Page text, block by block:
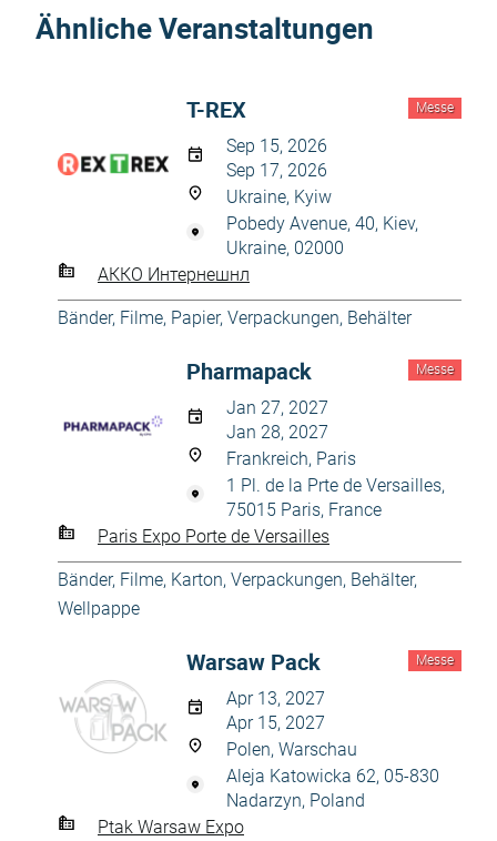
Ähnliche Veranstaltungen
Messe
T-REX
Sep 15, 2026
Sep 17, 2026
Ukraine, Kyiw
Pobedy Avenue, 40, Kiev,
Ukraine, 02000
АККО Интернешнл
Bänder, Filme, Papier, Verpackungen, Behälter
Messe
Pharmapack
Jan 27, 2027
Jan 28, 2027
Frankreich, Paris
1 Pl. de la Prte de Versailles,
75015 Paris, France
Paris Expo Porte de Versailles
Bänder, Filme, Karton, Verpackungen, Behälter,
Wellpappe
Messe
Warsaw Pack
Apr 13, 2027
Apr 15, 2027
Polen, Warschau
Aleja Katowicka 62, 05-830
Nadarzyn, Poland
Ptak Warsaw Expo